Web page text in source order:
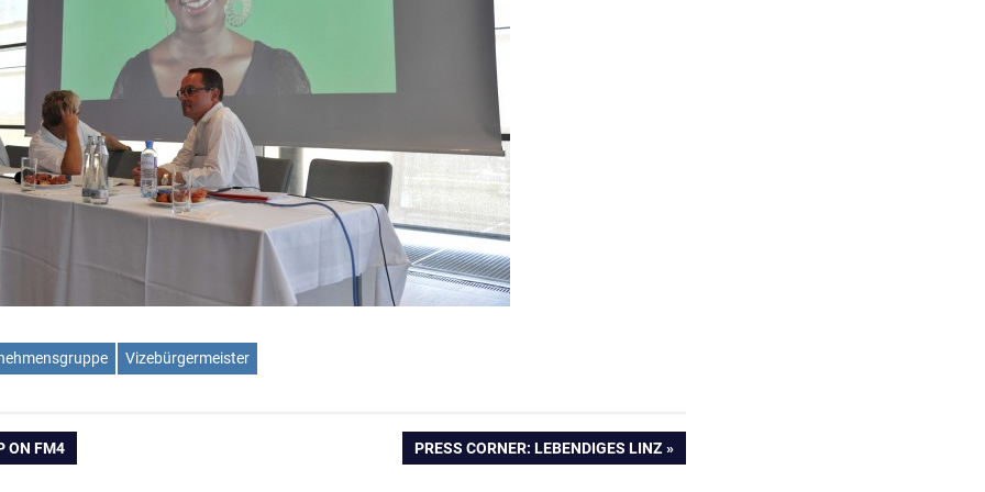
Vizebürgermeister
ON FM4
NÄCHSTER
PRESS CORNER: LEBENDIGES LINZ